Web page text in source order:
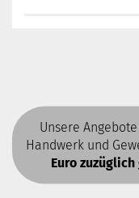
Unsere
Handwerk und
Euro